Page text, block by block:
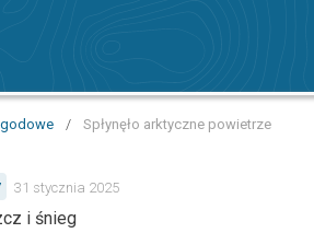
/ Spłynęło arktyczne powietrze
31 stycznia 2025
i śnieg